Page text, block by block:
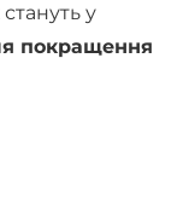
у
покращення